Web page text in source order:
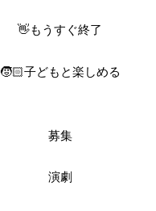
👋もうすぐ終了
🧒🏻子どもと楽しめる
募集
演劇